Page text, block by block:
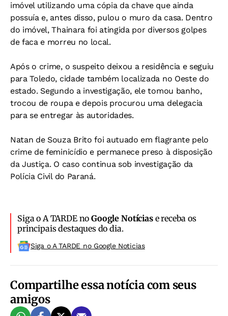
imóvel utilizando uma cópia da chave que ainda
possuía e, antes disso, pulou o muro da casa. Dentro
do imóvel, Thainara foi atingida por diversos golpes
de faca e morreu no local.
Após o crime, o suspeito deixou a residência e seguiu
para Toledo, cidade também localizada no Oeste do
estado. Segundo a investigação, ele tomou banho,
trocou de roupa e depois procurou uma delegacia
para se entregar às autoridades.
Natan de Souza Brito foi autuado em flagrante pelo
crime de feminicídio e permanece preso à disposição
da Justiça. O caso continua sob investigação da
Polícia Civil do Paraná.
Siga o A TARDE noGoogle Notíciase receba os
principais destaques do dia.
Siga o A TARDE no Google Noticias
Compartilhe essa notícia com seus
amigos